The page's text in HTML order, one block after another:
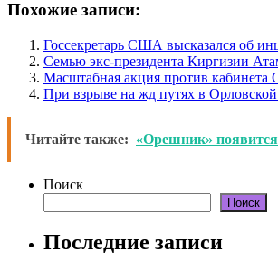
Похожие записи:
Госсекретарь США высказался об
Семью экс-президента Киргизии
Масштабная акция против кабинета
При взрыве на жд путях в
Читайте также: «Орешник»
Поиск
Поиск
Последние записи